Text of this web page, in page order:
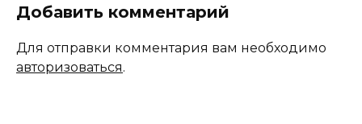
Добавить комментарий
Для отправки комментария вам необходимо
авторизоваться.